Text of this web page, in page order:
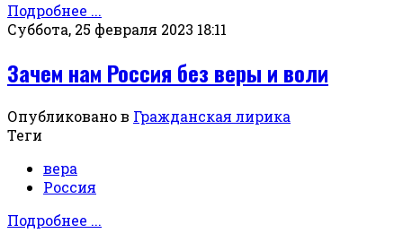
Подробнее ...
Суббота, 25 февраля 2023 18:11
Зачем нам Россия без веры и воли
Опубликовано в Гражданская лирика
Теги
вера
Россия
Подробнее ...